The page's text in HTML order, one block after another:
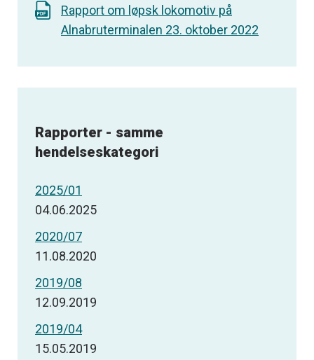
Rapport om løpsk lokomotiv på
Alnabruterminalen 23. oktober 2022
Rapporter - samme
hendelseskategori
2025/01
04.06.2025
2020/07
11.08.2020
2019/08
12.09.2019
2019/04
15.05.2019